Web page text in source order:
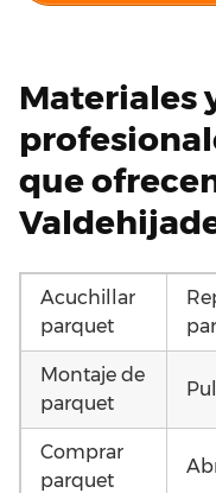
Materiales
que
Acuchillar
parquet
Montaje de
parquet
Comprar
parquet